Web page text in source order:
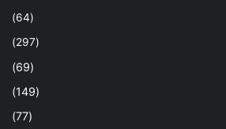
(64)
(297)
(69)
(149)
(77)